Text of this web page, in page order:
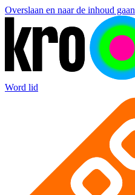
Overslaan en naar de inhoud gaan
Word lid